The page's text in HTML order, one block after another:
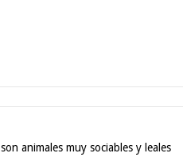
son animales muy sociables y leales